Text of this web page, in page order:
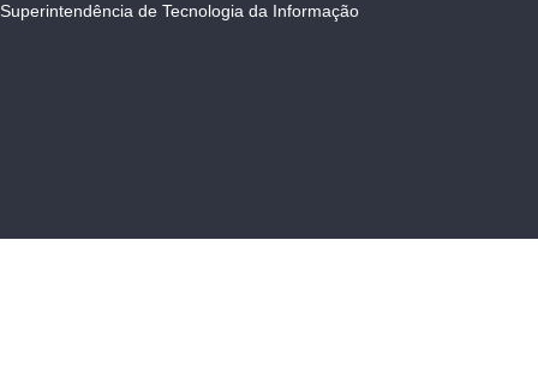
Superintendência de Tecnologia da Informação